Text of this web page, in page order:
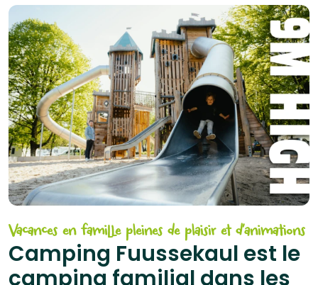
Vacances en famille pleines de plaisir et d’animations
Camping Fuussekaul est le
camping familial dans les